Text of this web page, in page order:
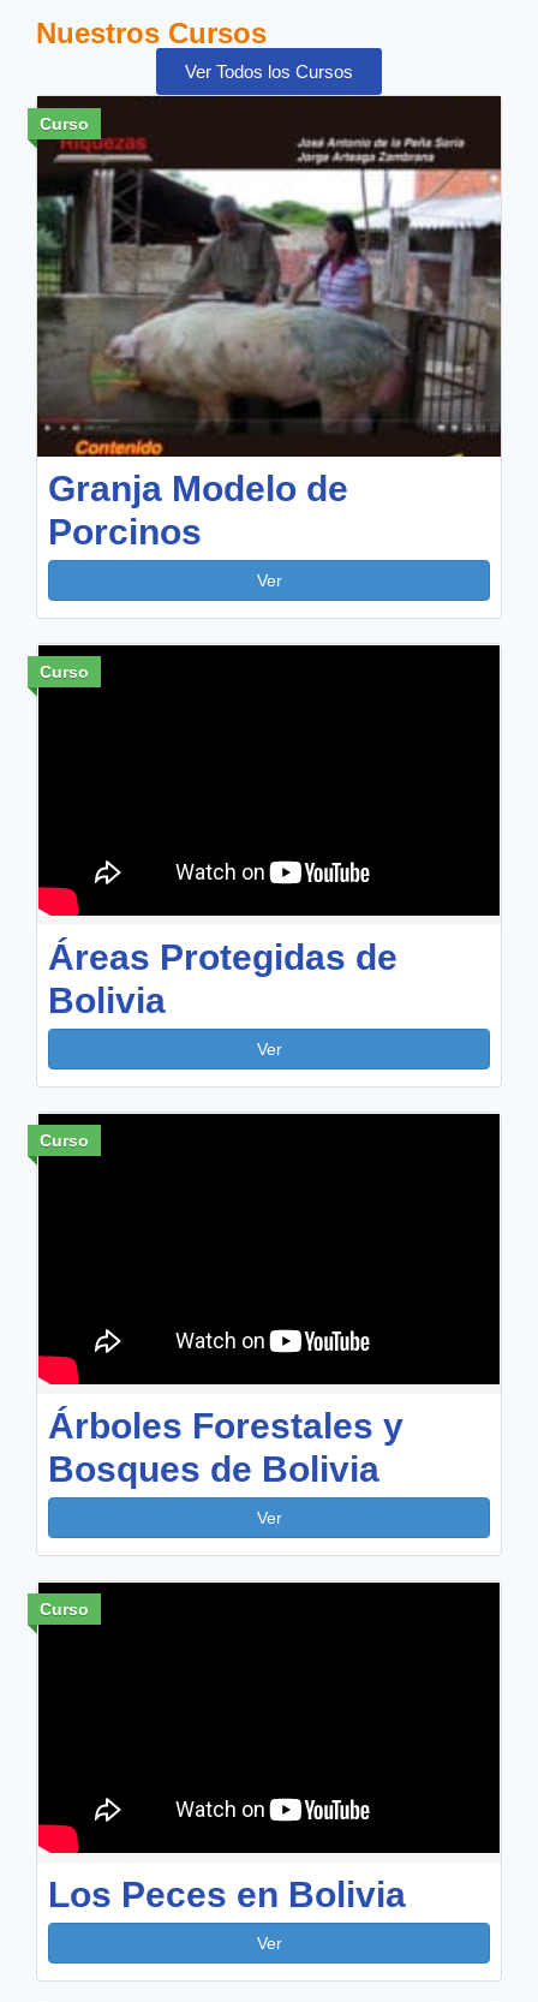
Nuestros Cursos
Ver Todos los Cursos
Curso
Granja Modelo de
Porcinos
Ver
Curso
Áreas Protegidas de
Bolivia
Ver
Curso
Árboles Forestales y
Bosques de Bolivia
Ver
Curso
Los Peces en Bolivia
Ver